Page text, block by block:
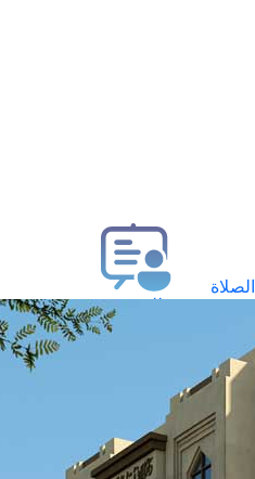
الصلاة
طلب فتوى
استعلام عن فتوى